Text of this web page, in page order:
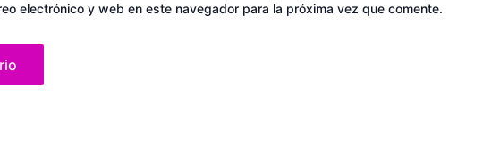
electrónico y web en este navegador para la próxima vez que comente.